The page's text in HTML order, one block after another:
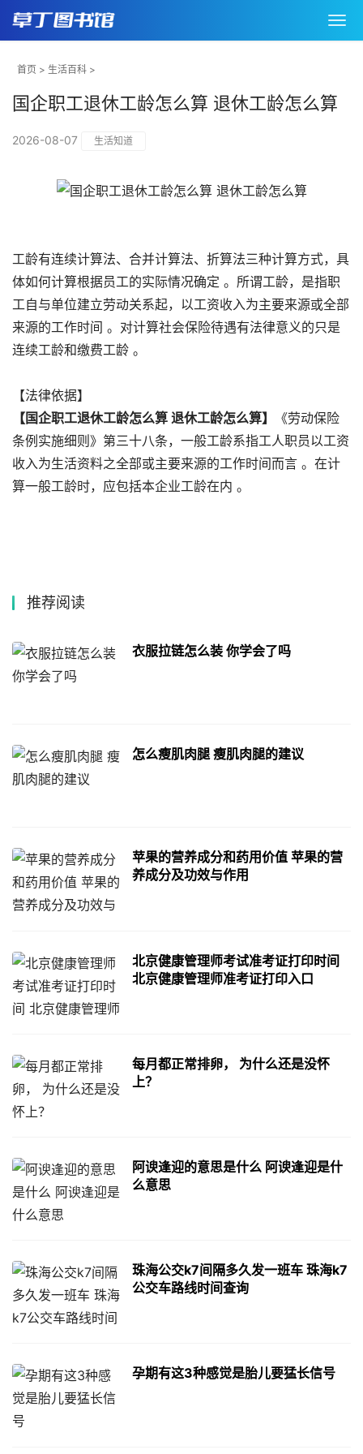
首页 > 生活百科 >
国企职工退休工龄怎么算 退休工龄怎么算
2026-08-07 生活知道
工龄有连续计算法、合并计算法、折算法三种计算方式，具
体如何计算根据员工的实际情况确定 。所谓工龄，是指职
工自与单位建立劳动关系起，以工资收入为主要来源或全部
来源的工作时间 。对计算社会保险待遇有法律意义的只是
连续工龄和缴费工龄 。
【法律依据】
【国企职工退休工龄怎么算 退休工龄怎么算】
《劳动保险
条例实施细则》第三十八条，一般工龄系指工人职员以工资
收入为生活资料之全部或主要来源的工作时间而言 。在计
算一般工龄时，应包括本企业工龄在内 。
推荐阅读
衣服拉链怎么装 你学会了吗
怎么瘦肌肉腿 瘦肌肉腿的建议
苹果的营养成分和药用价值 苹果的营
养成分及功效与作用
北京健康管理师考试准考证打印时间
北京健康管理师准考证打印入口
每月都正常排卵， 为什么还是没怀
上？
阿谀逢迎的意思是什么 阿谀逢迎是什
么意思
珠海公交k7间隔多久发一班车 珠海k7
公交车路线时间查询
孕期有这3种感觉是胎儿要猛长信号